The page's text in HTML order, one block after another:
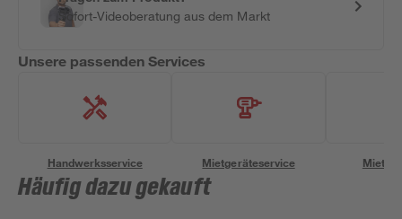
Sofort-Videoberatung aus dem Markt
Unsere passenden Services
Handwerksservice Mietgeräteservice
Häufig dazu gekauft